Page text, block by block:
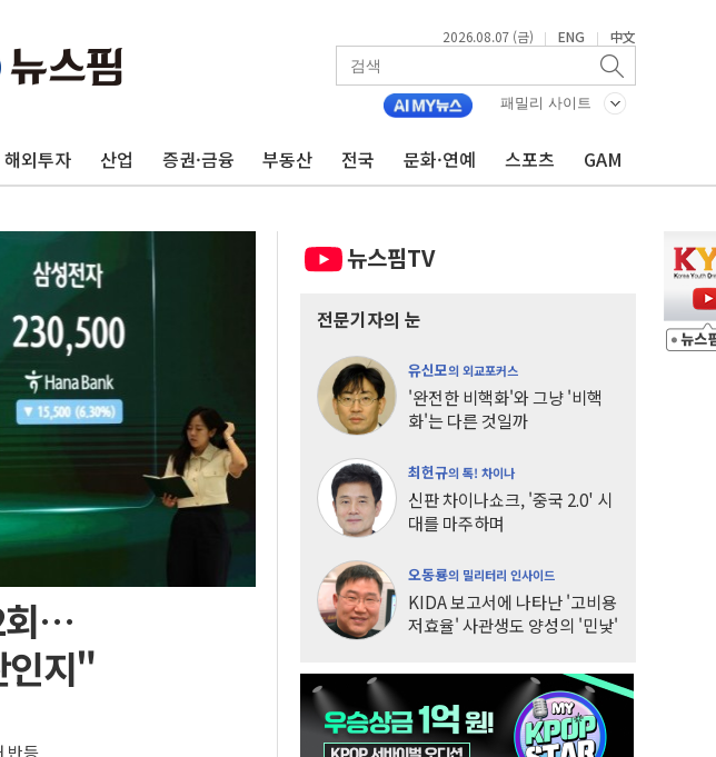
2026.08.07 (금) | ENG | 中文
패밀리 사이트
해외투자 산업 증권·금융 부동산 전국 문화·연예 스포츠 GAM
회…
인지"
반등
뉴스핌TV
전문기자의 눈
유신모의 외교포커스
'완전한 비핵화'와 그냥 '비핵
화'는 다른 것일까
최헌규의 톡! 차이나
신판 차이나쇼크, '중국 2.0' 시
대를 마주하며
오동룡의 밀리터리 인사이드
KIDA 보고서에 나타난 '고비용
저효율' 사관생도 양성의 '민낯'